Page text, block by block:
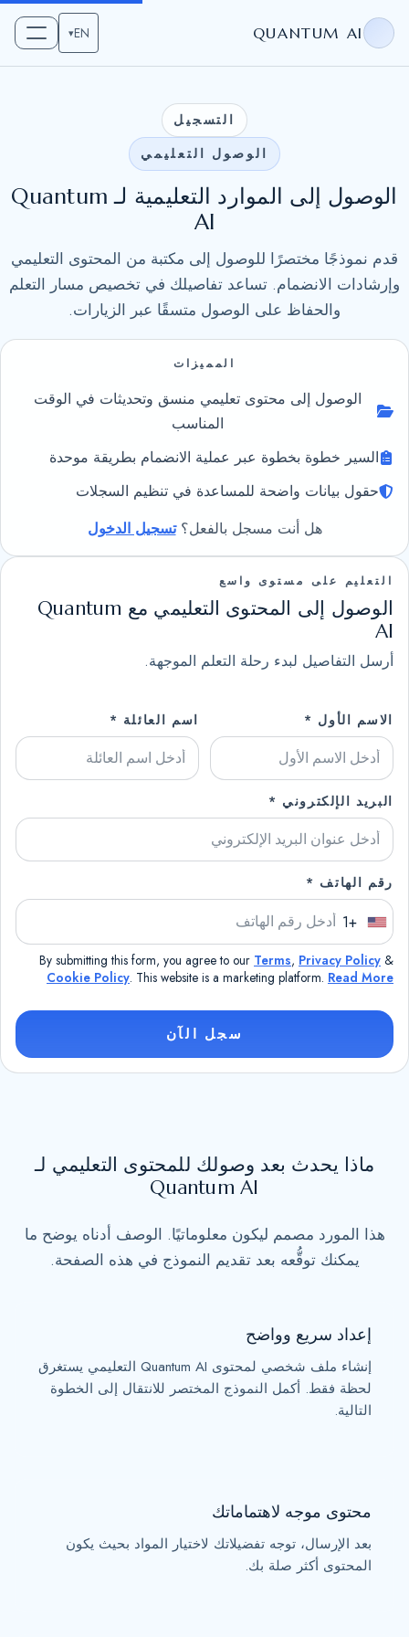
QUANTUM AI
EN
▾
التسجيل
الوصول التعليمي
الوصول إلى الموارد التعليمية لـ Quantum
AI
قدم نموذجًا مختصرًا للوصول إلى مكتبة من المحتوى التعليمي
وإرشادات الانضمام. تساعد تفاصيلك في تخصيص مسار التعلم
والحفاظ على الوصول متسقًا عبر الزيارات.
المميزات
الوصول إلى محتوى تعليمي منسق وتحديثات في الوقت
المناسب
السير خطوة بخطوة عبر عملية الانضمام بطريقة موحدة
حقول بيانات واضحة للمساعدة في تنظيم السجلات
هل أنت مسجل بالفعل؟تسجيل الدخول
التعليم على مستوى واسع
الوصول إلى المحتوى التعليمي مع Quantum
AI
أرسل التفاصيل لبدء رحلة التعلم الموجهة.
الاسم الأول * اسم العائلة *
البريد الإلكتروني *
رقم الهاتف *
U
n
i
S
e
+
+1
By submitting this form, you agree to our Terms, Privacy Policy &
Cookie Policy. This website is a marketing platform. Read More
سجل الآن
ماذا يحدث بعد وصولك للمحتوى التعليمي لـ
Quantum AI
هذا المورد مصمم ليكون معلوماتيًا. الوصف أدناه يوضح ما
يمكنك توقُّعه بعد تقديم النموذج في هذه الصفحة.
إعداد سريع وواضح
إنشاء ملف شخصي لمحتوى Quantum AI التعليمي يستغرق
لحظة فقط. أكمل النموذج المختصر للانتقال إلى الخطوة
التالية.
محتوى موجه لاهتماماتك
بعد الإرسال، توجه تفضيلاتك لاختيار المواد بحيث يكون
المحتوى أكثر صلة بك.